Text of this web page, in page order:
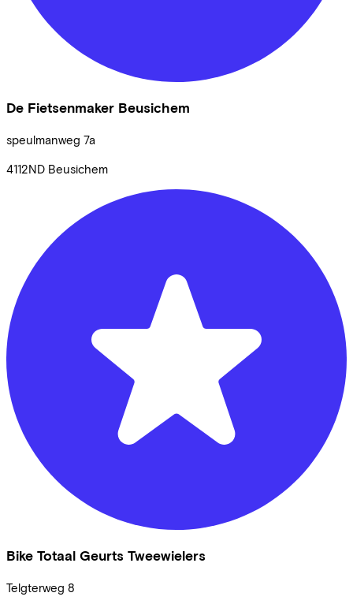
De Fietsenmaker Beusichem
speulmanweg 7a
4112ND Beusichem
Bike Totaal Geurts Tweewielers
Telgterweg 8